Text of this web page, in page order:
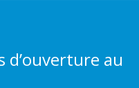
d’ouverture au